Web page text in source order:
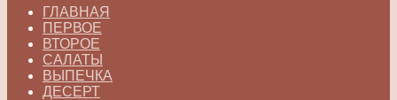
ГЛАВНАЯ
ПЕРВОЕ
ВТОРОЕ
САЛАТЫ
ВЫПЕЧКА
ДЕСЕРТ